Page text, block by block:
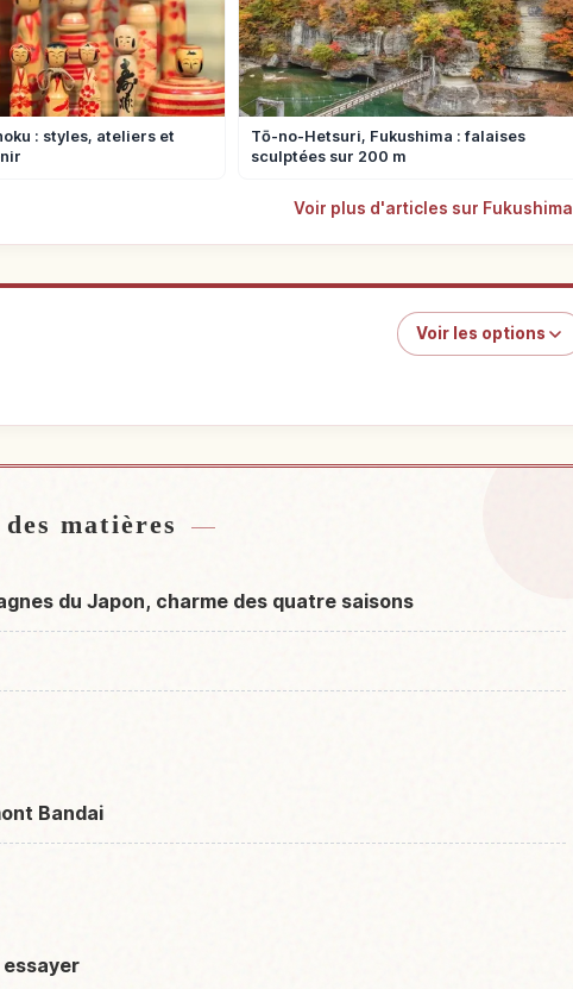
: styles, ateliers et
Tō-no-Hetsuri, Fukushima : falaises
sculptées sur 200 m
Voir plus d'articles sur Fukushima
Voir les options
matières
du Japon, charme des quatre saisons
Bandai